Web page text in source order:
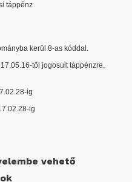
táppénz
kerül 8-as kóddal.
től jogosult táppénzre.
ig
ig
vehető